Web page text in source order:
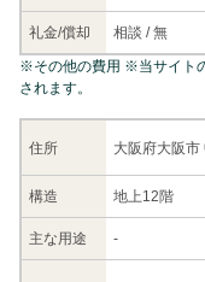
礼金/償却 相談 /無
住所 大阪府大阪市
構造 地上12階
主な用途 -
※その他の費用 ※当サイト
されます。